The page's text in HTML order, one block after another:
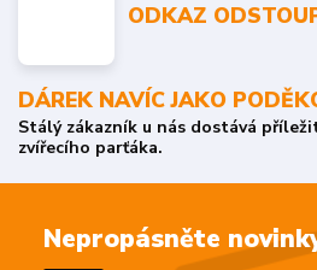
ODKAZ
DÁREK NAVÍC JAKO
Stálý zákazník u nás dostává
zvířecího parťáka.
Nepropásněte